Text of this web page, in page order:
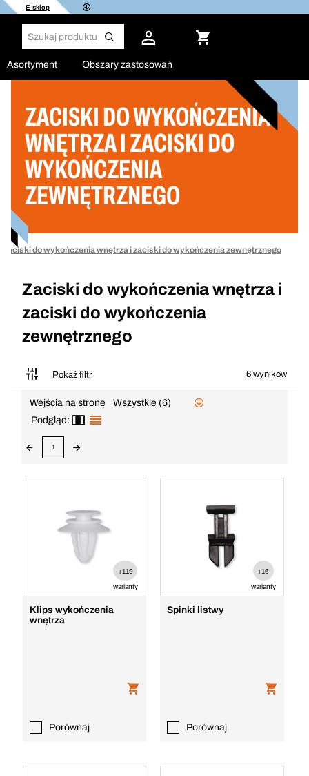
E-sklep
Asortyment Obszary zastosowań
ZACISKI DO WYKOŃCZENIA
WNĘTRZA I ZACISKI DO
WYKOŃCZENIA
ZEWNĘTRZNEGO
Zaciski do wykończenia wnętrza i zaciski do wykończenia zewnętrznego
Zaciski do wykończenia wnętrza i
zaciski do wykończenia
zewnętrznego
Pokaż filtr 6 wyników
Filtruj
Wejścia na stronę
Wszystkie (6)
Podgląd:
1
+119
warianty
Klips wykończenia
wnętrza
Porównaj
+16
warianty
Spinki listwy
Porównaj